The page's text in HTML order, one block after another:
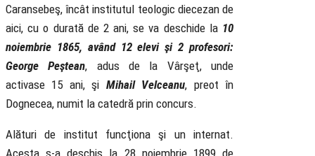
Caransebeş, încât institutul teologic diecezan de
aici, cu o durată de 2 ani, se va deschide la 10
noiembrie 1865, având 12 elevi şi 2 profesori:
George Peştean, adus de la Vârşeţ, unde
activase 15 ani, şi Mihail Velceanu, preot în
Dognecea, numit la catedră prin concurs.
Alături de institut funcţiona şi un internat.
Acesta s-a deschis la 28 noiembrie 1899 de